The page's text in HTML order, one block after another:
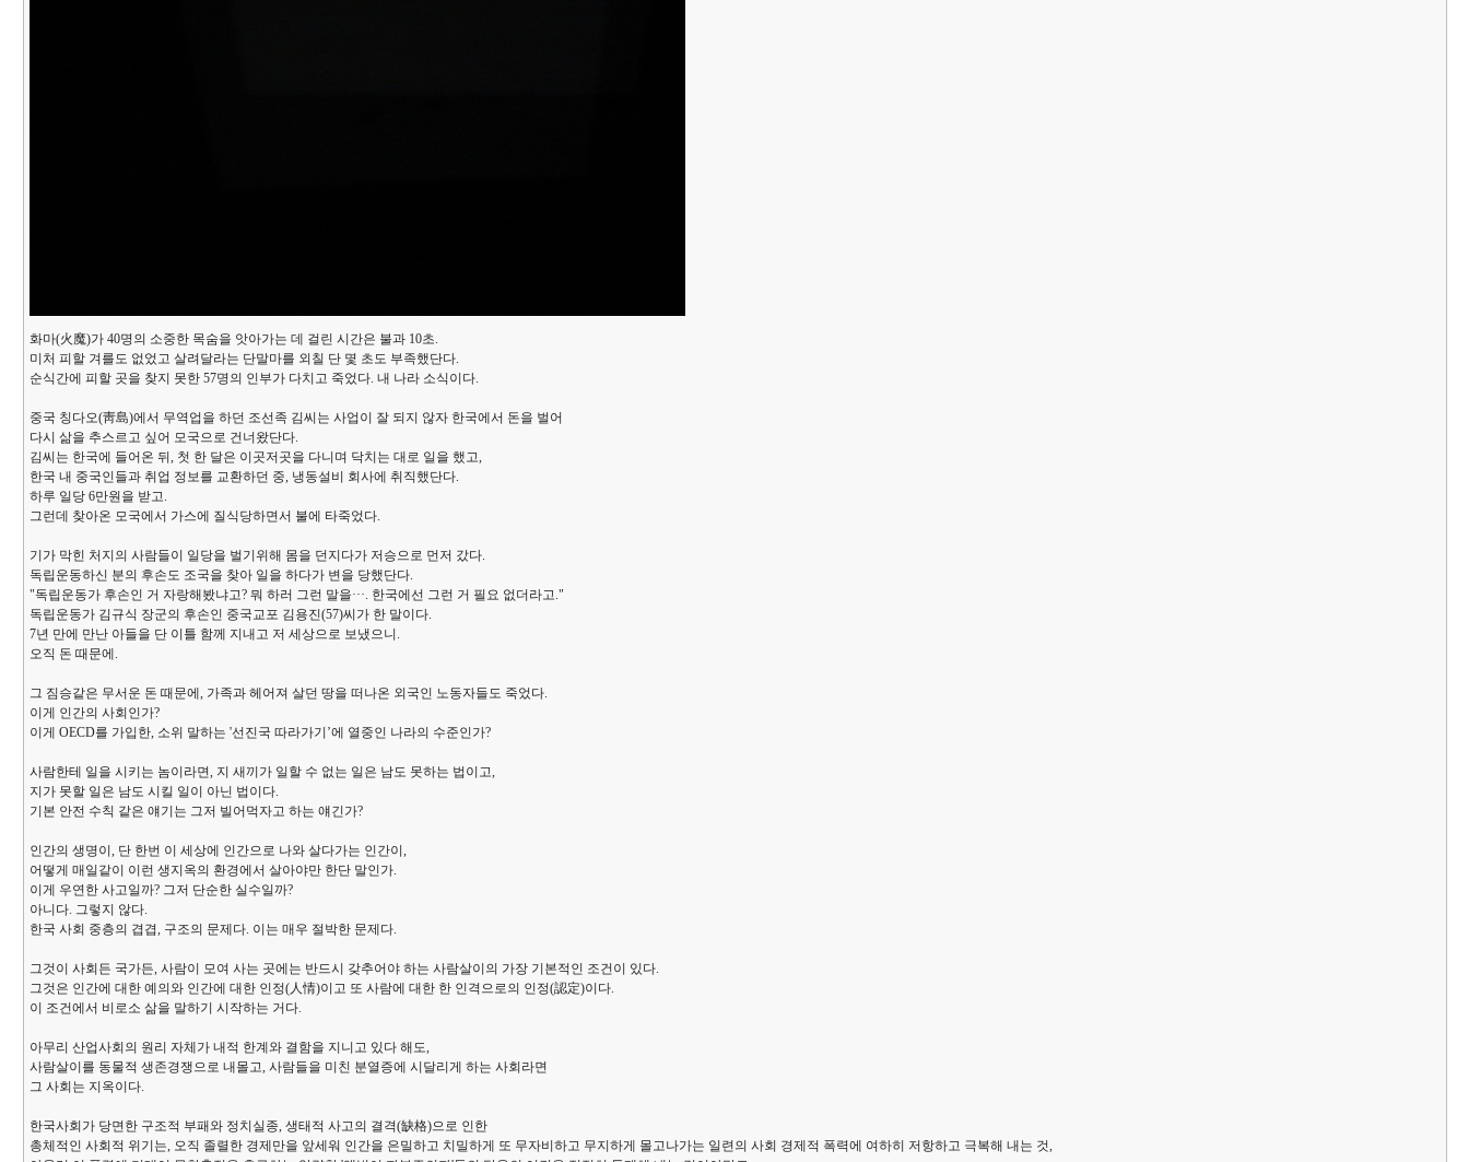
화마(火魔)가 40명의 소중한 목숨을 앗아가는 데 걸린 시간은 불과 10초.
미처 피할 겨를도 없었고 살려달라는 단말마를 외칠 단 몇 초도 부족했단다.
순식간에 피할 곳을 찾지 못한 57명의 인부가 다치고 죽었다. 내 나라 소식이다.
중국 칭다오(靑島)에서 무역업을 하던 조선족 김씨는 사업이 잘 되지 않자 한국에서 돈을 벌어
다시 삶을 추스르고 싶어 모국으로 건너왔단다.
김씨는 한국에 들어온 뒤, 첫 한 달은 이곳저곳을 다니며 닥치는 대로 일을 했고,
한국 내 중국인들과 취업 정보를 교환하던 중, 냉동설비 회사에 취직했단다.
하루 일당 6만원을 받고.
그런데 찾아온 모국에서 가스에 질식당하면서 불에 타죽었다.
기가 막힌 처지의 사람들이 일당을 벌기위해 몸을 던지다가 저승으로 먼저 갔다.
독립운동하신 분의 후손도 조국을 찾아 일을 하다가 변을 당했단다.
"독립운동가 후손인 거 자랑해봤냐고? 뭐 하러 그런 말을···. 한국에선 그런 거 필요 없더라고."
독립운동가 김규식 장군의 후손인 중국교포 김용진(57)씨가 한 말이다.
7년 만에 만난 아들을 단 이틀 함께 지내고 저 세상으로 보냈으니.
오직 돈 때문에.
그 짐승같은 무서운 돈 때문에, 가족과 헤어져 살던 땅을 떠나온 외국인 노동자들도 죽었다.
이게 인간의 사회인가?
이게 OECD를 가입한, 소위 말하는 '선진국 따라가기’에 열중인 나라의 수준인가?
사람한테 일을 시키는 놈이라면, 지 새끼가 일할 수 없는 일은 남도 못하는 법이고,
지가 못할 일은 남도 시킬 일이 아닌 법이다.
기본 안전 수칙 같은 얘기는 그저 빌어먹자고 하는 얘긴가?
인간의 생명이, 단 한번 이 세상에 인간으로 나와 살다가는 인간이,
어떻게 매일같이 이런 생지옥의 환경에서 살아야만 한단 말인가.
이게 우연한 사고일까? 그저 단순한 실수일까?
아니다. 그렇지 않다.
한국 사회 중층의 겹겹, 구조의 문제다. 이는 매우 절박한 문제다.
그것이 사회든 국가든, 사람이 모여 사는 곳에는 반드시 갖추어야 하는 사람살이의 가장 기본적인 조건이 있다.
그것은 인간에 대한 예의와 인간에 대한 인정(人情)이고 또 사람에 대한 한 인격으로의 인정(認定)이다.
이 조건에서 비로소 삶을 말하기 시작하는 거다.
아무리 산업사회의 원리 자체가 내적 한계와 결함을 지니고 있다 해도,
사람살이를 동물적 생존경쟁으로 내몰고, 사람들을 미친 분열증에 시달리게 하는 사회라면
그 사회는 지옥이다.
한국사회가 당면한 구조적 부패와 정치실종, 생태적 사고의 결격(缺格)으로 인한
총체적인 사회적 위기는, 오직 졸렬한 경제만을 앞세워 인간을 은밀하고 치밀하게 또 무자비하고 무지하게 몰고나가는 일련의 사회 경제적 폭력에 여하히 저항하고 극복해 내는 것,